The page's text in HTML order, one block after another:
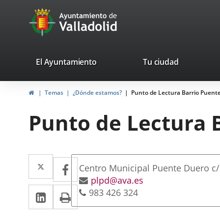
Portal
Web
Ayuntamiento
de
valladolid.es
El Ayuntamiento Tu ciudad
InicioTemas ¿Dónde estamos? Punto de Lectura Barrio
Punto de Lectura
Twitter
Enlace
a
una
aplicación
Facebook
Enlace
a
una
LinkedIn
Enlace
a
Imprimir
Dirección
Adresse
postale
Centro Municipal Puente Duero c/
Adresse
de
courrier
plpd@ava.es
Téléphones
983 426 324